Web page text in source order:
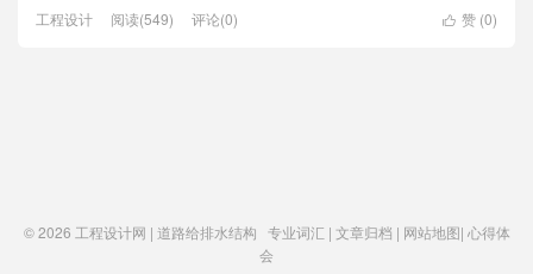
 赞 (0)
工程设计 阅读(549) 评论(0)
© 2026 工程设计网 | 道路给排水结构 专业词汇 | 文章归档 | 网站地图| 心得体
会